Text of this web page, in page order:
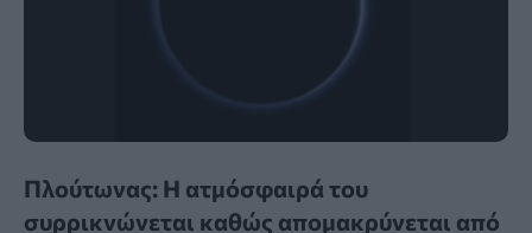
Πλούτωνας: Η ατμόσφαιρά του
συρρικνώνεται καθώς απομακρύνεται από